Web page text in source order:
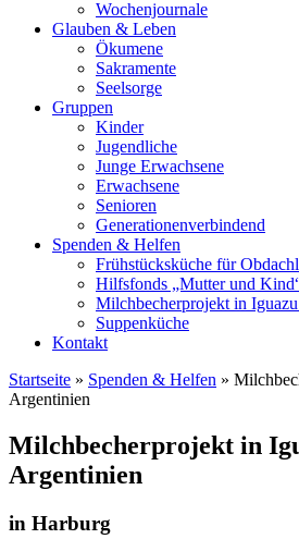
Wochenjournale
Glauben & Leben
Ökumene
Sakramente
Seelsorge
Gruppen
Kinder
Jugendliche
Junge Erwachsene
Erwachsene
Senioren
Generationenverbindend
Spenden & Helfen
Frühstücksküche für
Hilfsfonds „Mutter und
Milchbecherprojekt in
Suppenküche
Kontakt
Startseite » Spenden & Helfen »
Argentinien
Milchbecherprojekt in
Argentinien
in Harburg